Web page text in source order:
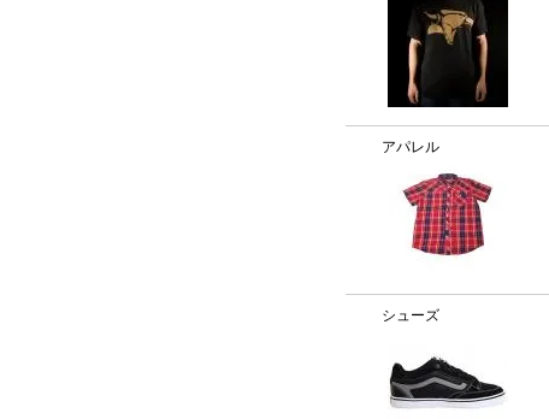
アパレル
シューズ